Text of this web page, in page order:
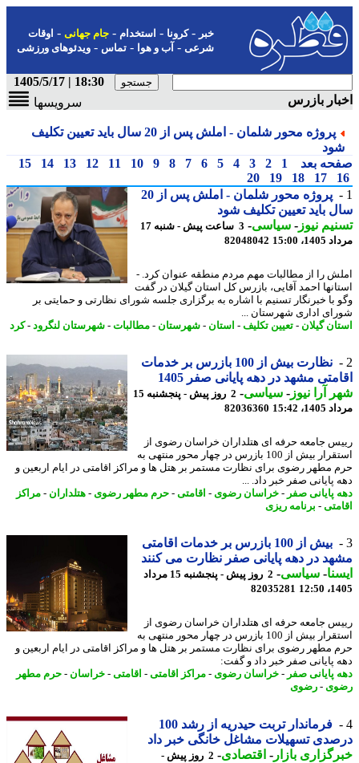
-کرونا-استخدام- جام جهانی-اوقات
شرعی-آب و هوا-تماس-ویدئوهای ورزشی
18:30 | 1405/5/17
بازرس
سرویسها
پروژه محور شلمان - املش پس از 20 سال باید تعیین تکلیف
بعد
1
2
3
4
5
6
7
8
9
10
11
12
13
14
15
17
18
19
20
پروژه محور شلمان - املش پس از 20
باید تعیین تکلیف شود
نیوز-سیاسی-
3 ساعت پیش - شنبه 17
15:00
82048042
را از مطالبات مهم مردم منطقه عنوان کرد. -
احمد آقایی، بازرس کل استان گیلان در گفت
با خبرنگار تسنیم با اشاره به برگزاری جلسه شورای نظارتی و حمایتی بر
اداری شهرستان ...
گیلان-تعیین تکلیف-استان-شهرستان-مطالبات-شهرستان لنگرود- کرد
نظارت بیش از 100 بازرس بر خدمات
مشهد در دهه پایانی صفر 1405
آرا نیوز-سیاسی-
2 روز پیش - پنجشنبه 15
15:42
82036360
جامعه حرفه ای هتلداران خراسان رضوی از
استقرار بیش از 100 بازرس در چهار محور منتهی به
مطهر رضوی برای نظارت مستمر بر هتل ها و مراکز اقامتی در ایام اربعین و
پایانی صفر خبر داد. ...
پایانی صفر-خراسان رضوی-اقامتی-حرم مطهر رضوی-هتلداران -
مراکز
-برنامه ریزی
بیش از 100 بازرس بر خدمات اقامتی
در دهه پایانی صفر نظارت می کنند
-سیاسی-
2 روز پیش - پنجشنبه 15 مرداد
82035281
جامعه حرفه ای هتلداران خراسان رضوی از
استقرار بیش از 100 بازرس در چهار محور منتهی به
مطهر رضوی برای نظارت مستمر بر هتل ها و مراکز اقامتی در ایام اربعین و
پایانی صفر خبر داد و گفت:
پایانی صفر-خراسان رضوی-مراکز اقامتی-اقامتی-خراسان-حرم مطهر
-رضوی
فرماندار تربت حیدریه از رشد 100
تسهیلات مشاغل خانگی خبر داد
بازار- اقتصادی- 2 روز پیش -